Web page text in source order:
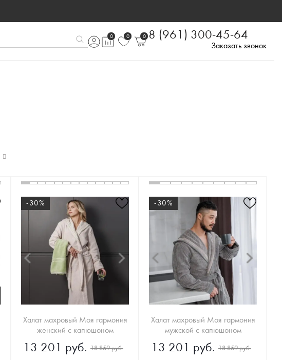
0 0 0 8 (961) 300-45-64
Заказать звонок
-30%
Халат махровый Моя гармония
женский с капюшоном
13 201 руб. 18 859 руб.
-30%
Халат махровый Моя гармония
мужской c капюшоном
13 201 руб. 18 859 руб.